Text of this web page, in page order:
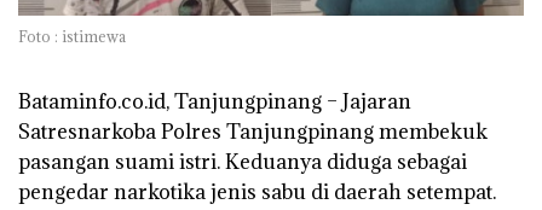
Foto : istimewa
Bataminfo.co.id, Tanjungpinang – Jajaran
Satresnarkoba Polres Tanjungpinang membekuk
pasangan suami istri. Keduanya diduga sebagai
pengedar narkotika jenis sabu di daerah setempat.